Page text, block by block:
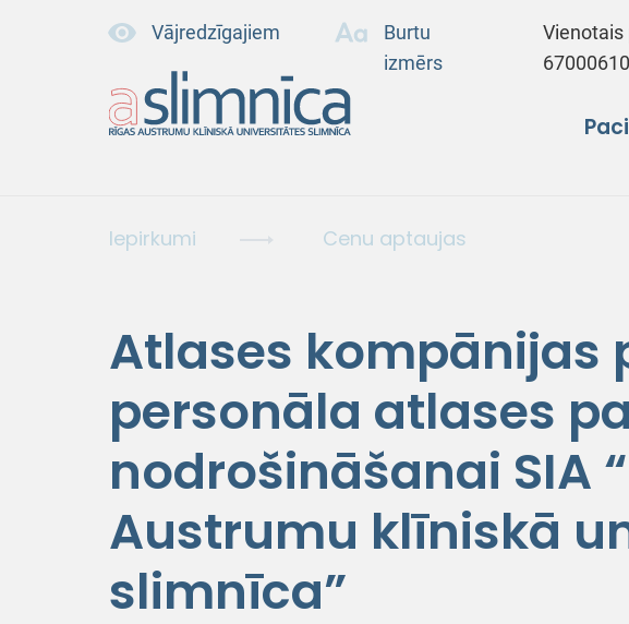
Vājredzīgajiem
Burtu
izmērs
67000610
Iepirkumi Cenu aptaujas
Atlases kompānijas
personāla atlases
nodrošināšanai SIA
Austrumu klīniskā
slimnīca”